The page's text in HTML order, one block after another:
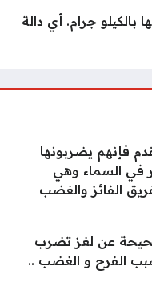
بالكيلو جرام. أي دالة
فإنهم يضربونها
في السماء وهي
الفائز والغضب
عن لغز تضرب
الفرح و الغضب ..